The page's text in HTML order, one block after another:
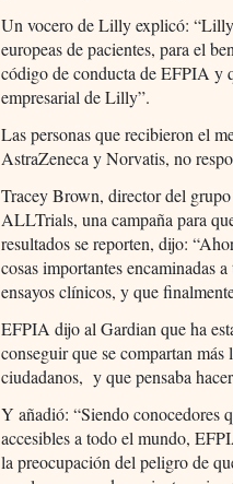
Un vocero de Lilly explicó: “Lilly
europeas de pacientes, para el
código de conducta de EFPIA y
empresarial de Lilly”.
Las personas que recibieron el
AstraZeneca y Norvatis, no
Tracey Brown, director del
ALLTrials, una campaña para
resultados se reporten, dijo:
cosas importantes encaminadas
ensayos clínicos, y que
EFPIA dijo al Gardian que ha
conseguir que se compartan
ciudadanos, y que pensaba
Y añadió: “Siendo conocedores
accesibles a todo el mundo,
la preocupación del peligro de